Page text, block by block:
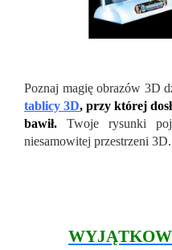
Poznaj magię obrazów 3D
tablicy 3D, przy której
bawił. Twoje rysunki
niesamowitej przestrzeni 3D.